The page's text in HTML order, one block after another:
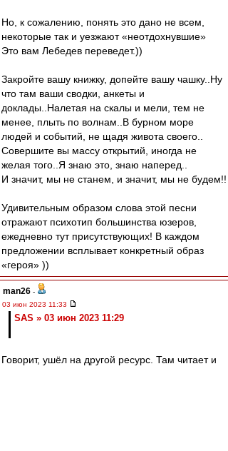
Но, к сожалению, понять это дано не всем,
некоторые так и уезжают «неотдохнувшие»
Это вам Лебедев переведет.))
Закройте вашу книжку, допейте вашу чашку..Ну
что там ваши сводки, анкеты и
доклады..Налетая на скалы и мели, тем не
менее, плыть по волнам..В бурном море
людей и событий, не щадя живота своего..
Совершите вы массу открытий, иногда не
желая того..Я знаю это, знаю наперед..
И значит, мы не станем, и значит, мы не будем!!
Удивительным образом слова этой песни
отражают психотип большинства юзеров,
ежедневно тут присутствующих! В каждом
предложении всплывает конкретный образ
«героя» ))
man26 -
03 июн 2023 11:33
SAS » 03 июн 2023 11:29
Говорит, ушёл на другой ресурс. Там читает и